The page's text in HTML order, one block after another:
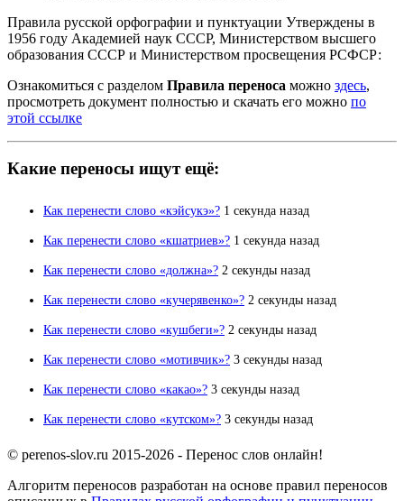
Правила русской орфографии и пунктуации Утверждены в
1956 году Академией наук СССР, Министерством высшего
образования СССР и Министерством просвещения РСФСР:
Ознакомиться с разделом Правила переноса можно здесь,
просмотреть документ полностью и скачать его можно по
этой ссылке
Какие переносы ищут ещё:
Как перенести слово «кэйсукэ»? 1 секунда назад
Как перенести слово «кшатриев»? 1 секунда назад
Как перенести слово «должна»? 2 секунды назад
Как перенести слово «кучерявенко»? 2 секунды назад
Как перенести слово «кушбеги»? 2 секунды назад
Как перенести слово «мотивчик»? 3 секунды назад
Как перенести слово «какао»? 3 секунды назад
Как перенести слово «кутском»? 3 секунды назад
© perenos-slov.ru 2015-2026 - Перенос слов онлайн!
Алгоритм переносов разработан на основе правил переносов